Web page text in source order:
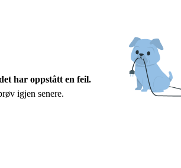
har oppstått en feil.
igjen senere.